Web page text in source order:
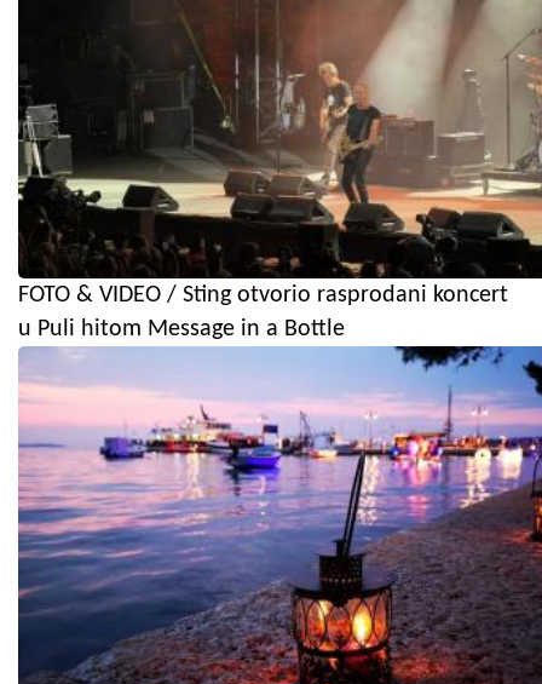
FOTO & VIDEO / Sting otvorio rasprodani koncert
u Puli hitom Message in a Bottle